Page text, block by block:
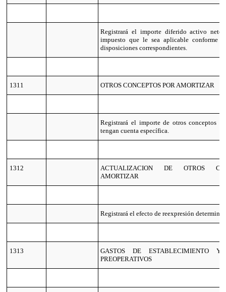
Registrará el importe diferido activo neto
impuesto que le sea aplicable conforme
disposiciones correspondientes.
1311 OTROS CONCEPTOS POR AMORTIZAR
Registrará el importe de otros conceptos
tengan cuenta específica.
1312
ACTUALIZACION DE OTROS
AMORTIZAR
Registrará el efecto de reexpresión
1313
GASTOS DE ESTABLECIMIENTO Y
PREOPERATIVOS